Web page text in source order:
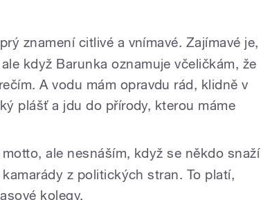
znamení citlivé a vnímavé. Zajímavé je,
když Barunka oznamuje včeličkám, že
A vodu mám opravdu rád, klidně v
plášť a jdu do přírody, kterou máme
ale nesnáším, když se někdo snaží
z politických stran. To platí,
kolegy.